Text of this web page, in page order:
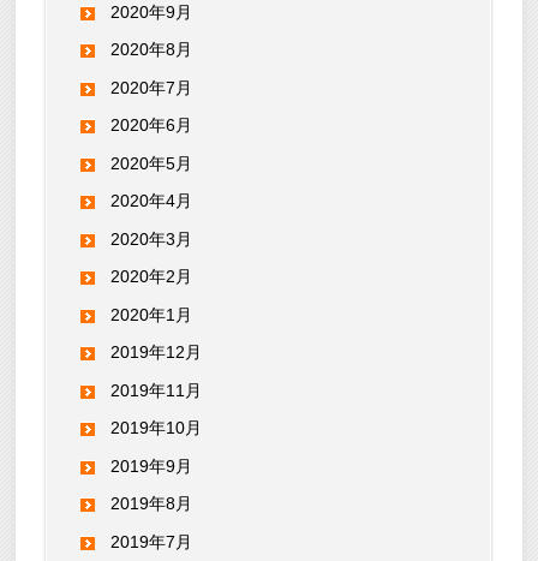
2020年9月
2020年8月
2020年7月
2020年6月
2020年5月
2020年4月
2020年3月
2020年2月
2020年1月
2019年12月
2019年11月
2019年10月
2019年9月
2019年8月
2019年7月